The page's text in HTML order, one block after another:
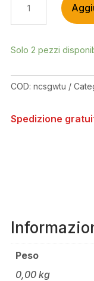
HELMET
STREET
S
Solo 2 pezzi
COD: ncsgwtu
Spedizione
Peso
0,00 kg